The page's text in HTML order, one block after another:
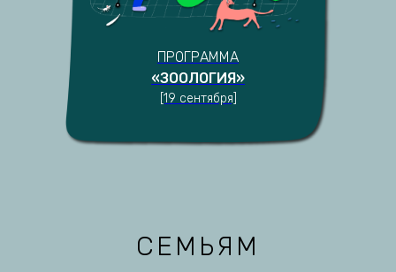
ПРОГРАММА
«ЗООЛОГИЯ»
[19 сентября]
СЕМЬЯМ